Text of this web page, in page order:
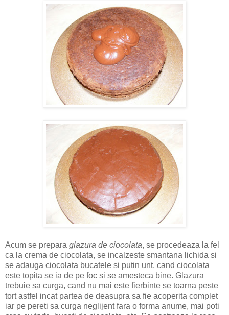
Acum se prepara glazura de ciocolata, se procedeaza la fel
ca la crema de ciocolata, se incalzeste smantana lichida si
se adauga ciocolata bucatele si putin unt, cand ciocolata
este topita se ia de pe foc si se amesteca bine. Glazura
trebuie sa curga, cand nu mai este fierbinte se toarna peste
tort astfel incat partea de deasupra sa fie acoperita complet
iar pe pereti sa curga neglijent fara o forma anume, mai poti